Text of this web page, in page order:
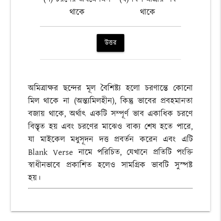
থাকে
থাকে
উত্তর
অমিত্রাক্ষর ছন্দের মূল বৈশিষ্ট্য হলো চরণান্তে কোনো
মিল থাকে না (অন্ত্যমিলহীন), কিন্তু ভাবের প্রবহমানতা
বজায় থাকে, অর্থাৎ একটি সম্পূর্ণ ভাব একাধিক চরণে
বিস্তৃত হয় এবং চরণের মাঝেও বাক্য শেষ হতে পারে,
যা মাইকেল মধুসূদন দত্ত প্রবর্তন করেন এবং এটি
Blank Verse নামে পরিচিত, যেখানে প্রতিটি পংক্তি
স্বাধীনভাবে প্রকাশিত হলেও সামগ্রিক ভাবটি সুস্পষ্ট
হয়।